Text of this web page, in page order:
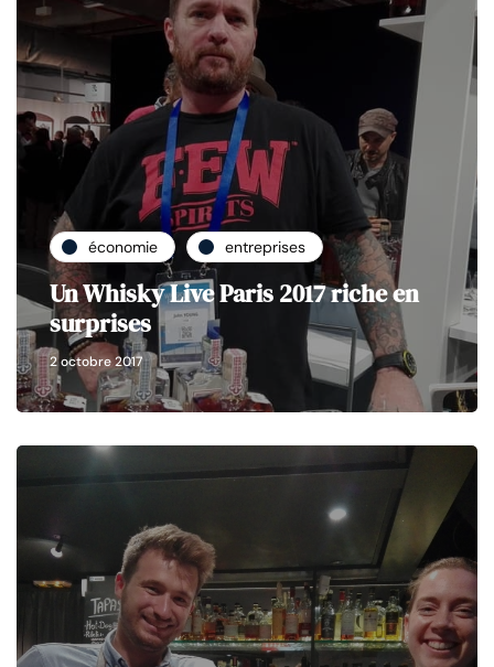
économie entreprises
Un Whisky Live Paris 2017 riche en
surprises
2 octobre 2017